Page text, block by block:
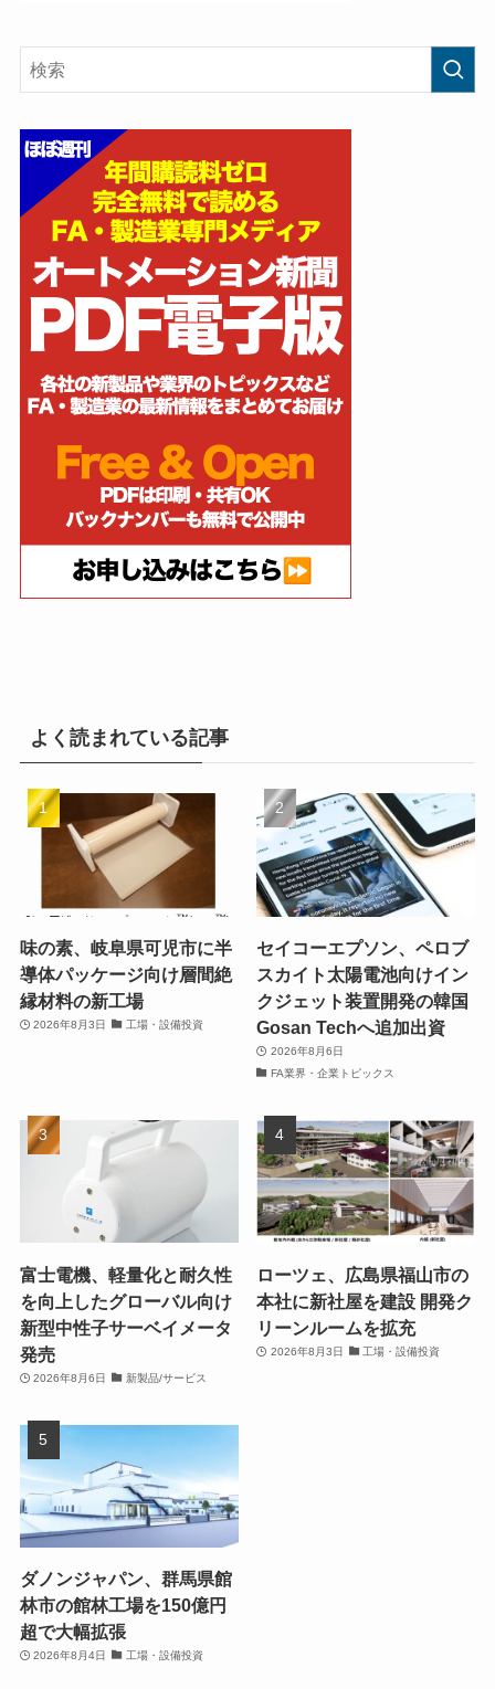
よく読まれている記事
味の素、岐阜県可児市に半
導体パッケージ向け層間絶
縁材料の新工場
2026年8月3日 工場・設備投資
セイコーエプソン、ペロブ
スカイト太陽電池向けイン
クジェット装置開発の韓国
Gosan Techへ追加出資
2026年8月6日
FA業界・企業トピックス
富士電機、軽量化と耐久性
を向上したグローバル向け
新型中性子サーベイメータ
発売
2026年8月6日 新製品/サービス
ローツェ、広島県福山市の
本社に新社屋を建設 開発ク
リーンルームを拡充
2026年8月3日 工場・設備投資
ダノンジャパン、群馬県館
林市の館林工場を150億円
超で大幅拡張
2026年8月4日 工場・設備投資